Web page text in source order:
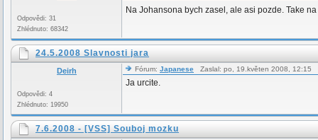
Odpovědi: 31
Zhlédnuto: 68342
Na Johansona bych zasel, ale asi pozde. Take
24.5.2008 Slavnosti jara
Deirh
Odpovědi: 4
Zhlédnuto: 19950
Fórum: Japanese Zaslal: po, 19.květen 2008, 12:15
Ja urcite.
7.6.2008 - [VSS] Souboj mozku